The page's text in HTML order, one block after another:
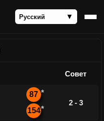
Совет
87 *
154*
2 - 3